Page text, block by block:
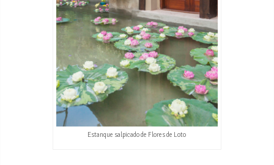
Estanque salpicado de Flores de Loto